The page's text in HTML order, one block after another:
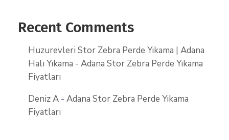
Recent Comments
Huzurevleri Stor Zebra Perde Yıkama | Adana
Halı Yıkama - Adana Stor Zebra Perde Yıkama
Fiyatları
Deniz A - Adana Stor Zebra Perde Yıkama
Fiyatları